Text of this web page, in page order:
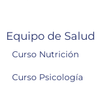
Equipo de Salud
Curso Nutrición
Curso Psicología